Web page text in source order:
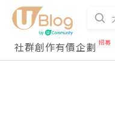
社群創作有價企劃